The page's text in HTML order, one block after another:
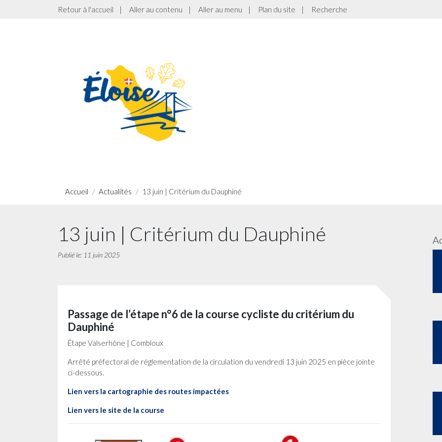
Retour à l'accueil | Aller au contenu | Aller au menu | Plan du site | Recherche
Accueil Actualités 13 juin | Critérium du Dauphiné
13 juin | Critérium du Dauphiné
Publié le: 11 juin 2025
Passage de l’étape n°6 de la course cycliste du critérium du
Dauphiné
Étape Valserhône | Combloux
Arrêté préfectoral de réglementation de la circulation du vendredi 13 juin 2025 en pièce jointe
ci-dessous.
Lien vers la cartographie des routes impactées
Lien vers le site de la course